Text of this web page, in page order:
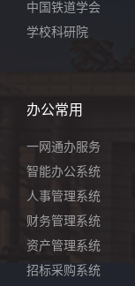
中国铁道学会
学校科研院
办公常用
一网通办服务
智能办公系统
人事管理系统
财务管理系统
资产管理系统
招标采购系统